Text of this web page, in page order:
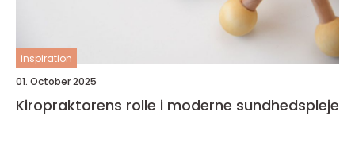
inspiration
01. October 2025
Kiropraktorens rolle i moderne sundhedspleje